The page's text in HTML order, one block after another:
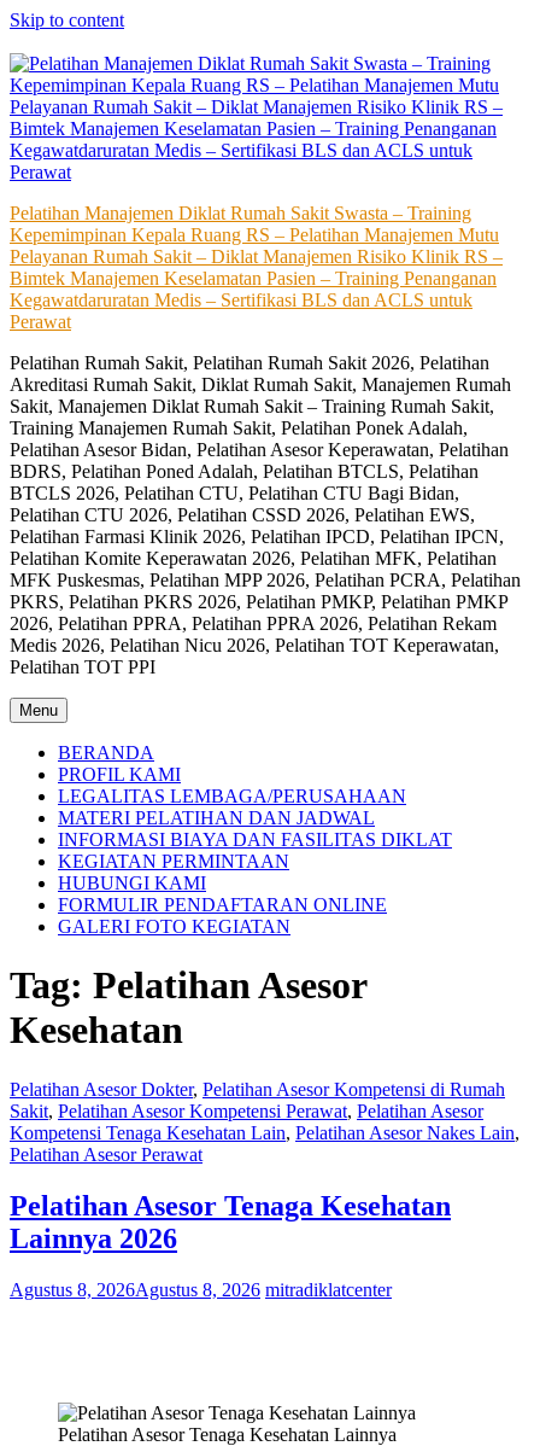
Skip to content
Pelatihan Manajemen Diklat Rumah Sakit Swasta – Training
Kepemimpinan Kepala Ruang RS – Pelatihan Manajemen Mutu
Pelayanan Rumah Sakit – Diklat Manajemen Risiko Klinik RS –
Bimtek Manajemen Keselamatan Pasien – Training Penanganan
Kegawatdaruratan Medis – Sertifikasi BLS dan ACLS untuk
Perawat
Pelatihan Rumah Sakit, Pelatihan Rumah Sakit 2026, Pelatihan
Akreditasi Rumah Sakit, Diklat Rumah Sakit, Manajemen Rumah
Sakit, Manajemen Diklat Rumah Sakit – Training Rumah Sakit,
Training Manajemen Rumah Sakit, Pelatihan Ponek Adalah,
Pelatihan Asesor Bidan, Pelatihan Asesor Keperawatan, Pelatihan
BDRS, Pelatihan Poned Adalah, Pelatihan BTCLS, Pelatihan
BTCLS 2026, Pelatihan CTU, Pelatihan CTU Bagi Bidan,
Pelatihan CTU 2026, Pelatihan CSSD 2026, Pelatihan EWS,
Pelatihan Farmasi Klinik 2026, Pelatihan IPCD, Pelatihan IPCN,
Pelatihan Komite Keperawatan 2026, Pelatihan MFK, Pelatihan
MFK Puskesmas, Pelatihan MPP 2026, Pelatihan PCRA, Pelatihan
PKRS, Pelatihan PKRS 2026, Pelatihan PMKP, Pelatihan PMKP
2026, Pelatihan PPRA, Pelatihan PPRA 2026, Pelatihan Rekam
Medis 2026, Pelatihan Nicu 2026, Pelatihan TOT Keperawatan,
Pelatihan TOT PPI
Menu
BERANDA
PROFIL KAMI
LEGALITAS LEMBAGA/PERUSAHAAN
MATERI PELATIHAN DAN JADWAL
INFORMASI BIAYA DAN FASILITAS DIKLAT
KEGIATAN PERMINTAAN
HUBUNGI KAMI
FORMULIR PENDAFTARAN ONLINE
GALERI FOTO KEGIATAN
Tag: Pelatihan Asesor
Kesehatan
Pelatihan Asesor Dokter, Pelatihan Asesor Kompetensi di Rumah
Sakit, Pelatihan Asesor Kompetensi Perawat, Pelatihan Asesor
Kompetensi Tenaga Kesehatan Lain, Pelatihan Asesor Nakes Lain,
Pelatihan Asesor Perawat
Pelatihan Asesor Tenaga Kesehatan
Lainnya 2026
Agustus 8, 2026Agustus 8, 2026 mitradiklatcenter
Pelatihan Asesor Tenaga Kesehatan Lainnya